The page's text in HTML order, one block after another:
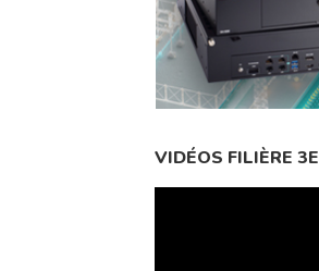
VIDÉOS FILIÈRE 3E